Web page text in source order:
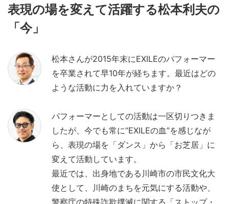
記事本文
表現の場を変えて活躍する松本利夫の
「今」
松本さんが2015年末にEXILEのパフォーマー
を卒業されて早10年が経ちます。最近はどの
ような活動に力を入れていますか？
パフォーマーとしての活動は一区切りつきま
したが、今でも常に“EXILEの血”を感じなが
ら、表現の場を「ダンス」から「お芝居」に
変えて活動しています。
最近では、出身地である川崎市の市民文化大
使として、川崎のまちを元気にする活動や、
警察庁の特殊詐欺撲滅に関する「ストップ・